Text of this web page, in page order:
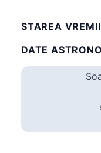
STAREA
DATE